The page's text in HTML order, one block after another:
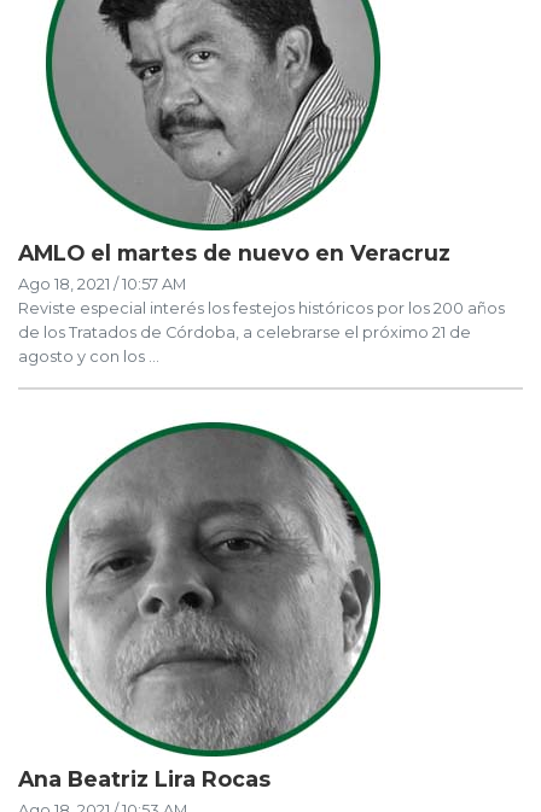
AMLO el martes de nuevo en Veracruz
Ago 18, 2021 / 10:57 AM
Reviste especial interés los festejos históricos por los 200 años
de los Tratados de Córdoba, a celebrarse el próximo 21 de
agosto y con los ...
Ana Beatriz Lira Rocas